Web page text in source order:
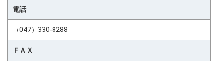
電話
（047）330-8288
ＦＡＸ